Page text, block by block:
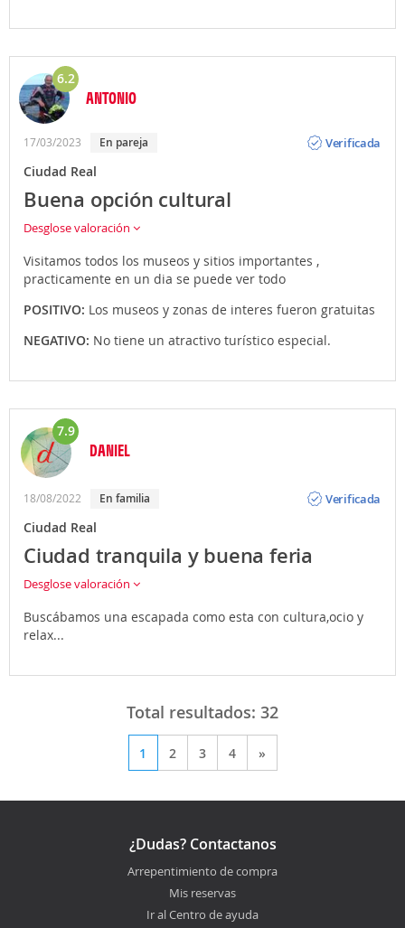
6.2
ANTONIO
17/03/2023 En pareja
Verificada
Ciudad Real
Buena opción cultural
Desglose valoración
Visitamos todos los museos y sitios importantes ,
practicamente en un dia se puede ver todo
POSITIVO: Los museos y zonas de interes fueron gratuitas
NEGATIVO: No tiene un atractivo turístico especial.
7.9
DANIEL
18/08/2022 En familia
Verificada
Ciudad Real
Ciudad tranquila y buena feria
Desglose valoración
Buscábamos una escapada como esta con cultura,ocio y
relax...
Total resultados: 32
1 2 3 4 »
¿Dudas? Contactanos
Arrepentimiento de compra
Mis reservas
Ir al Centro de ayuda